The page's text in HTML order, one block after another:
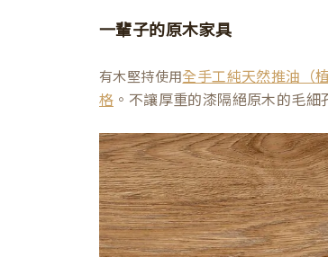
一輩子的原木家具
有木堅持使用全手工純天然推油（
格 。不讓厚重的漆隔絕原木的毛